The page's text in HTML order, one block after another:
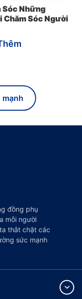
Sóc Những
Chăm Sóc Người
đồng phụ
mỗi người
thắt chặt các
sức mạnh